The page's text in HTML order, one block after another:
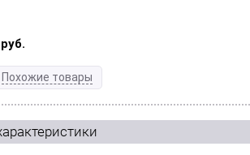
руб.
Похожие товары